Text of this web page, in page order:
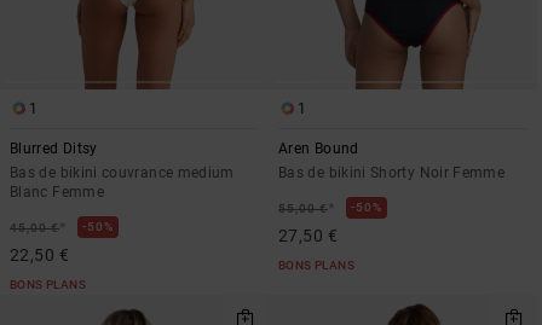
1
Blurred Ditsy
Bas de bikini couvrance medium
Blanc Femme
45,00 €* 50%
22,50 €
BONS PLANS
1
Aren Bound
Bas de bikini Shorty Noir Femme
55,00 €* 50%
27,50 €
BONS PLANS